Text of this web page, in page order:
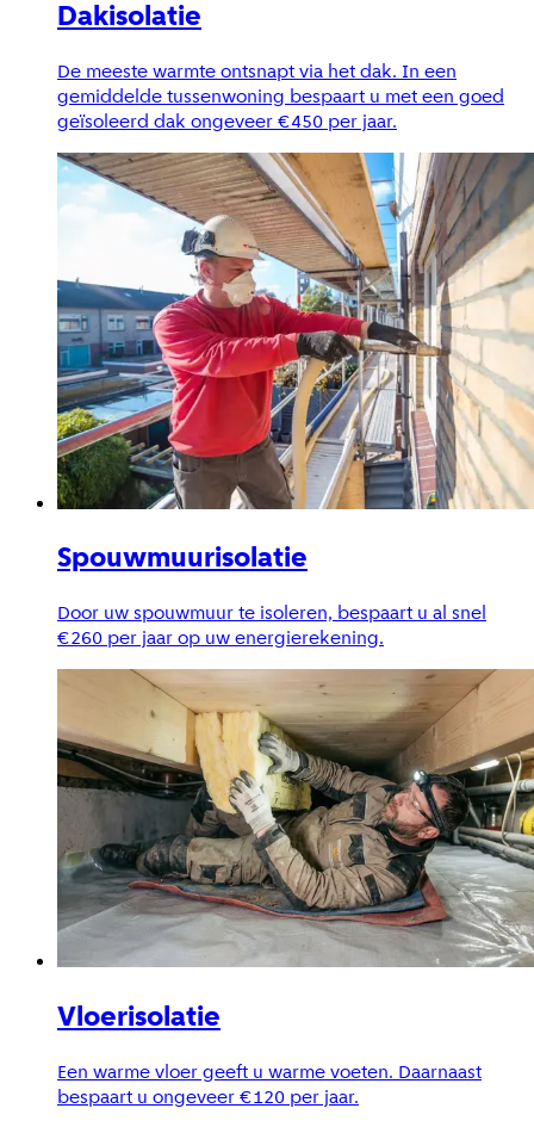
Dakisolatie
De meeste warmte ontsnapt via het dak. In een
gemiddelde tussenwoning bespaart u met een goed
geïsoleerd dak ongeveer €450 per jaar.
Spouwmuurisolatie
Door uw spouwmuur te isoleren, bespaart u al snel
€260 per jaar op uw energierekening.
Vloerisolatie
Een warme vloer geeft u warme voeten. Daarnaast
bespaart u ongeveer €120 per jaar.